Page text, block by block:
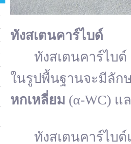
ทังสเตนคาร์ไบด์
ทังสเตนคาร์ไบด์ (
ในรูปพื้นฐานจะมีลัก
หกเหลี่ยม (α-WC) แ
ทังสเตนคาร์ไบด์เ